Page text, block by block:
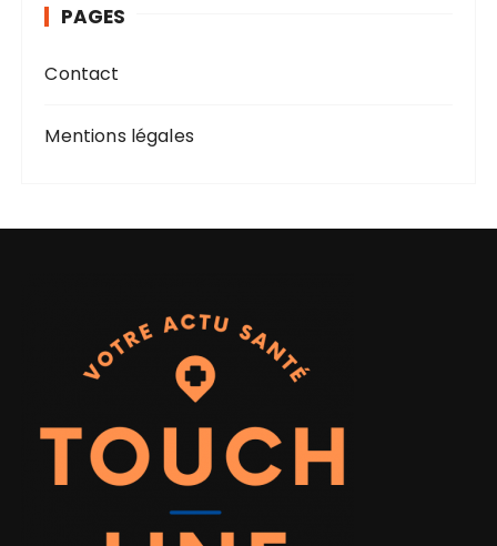
e PAGES
Contact
Mentions légales